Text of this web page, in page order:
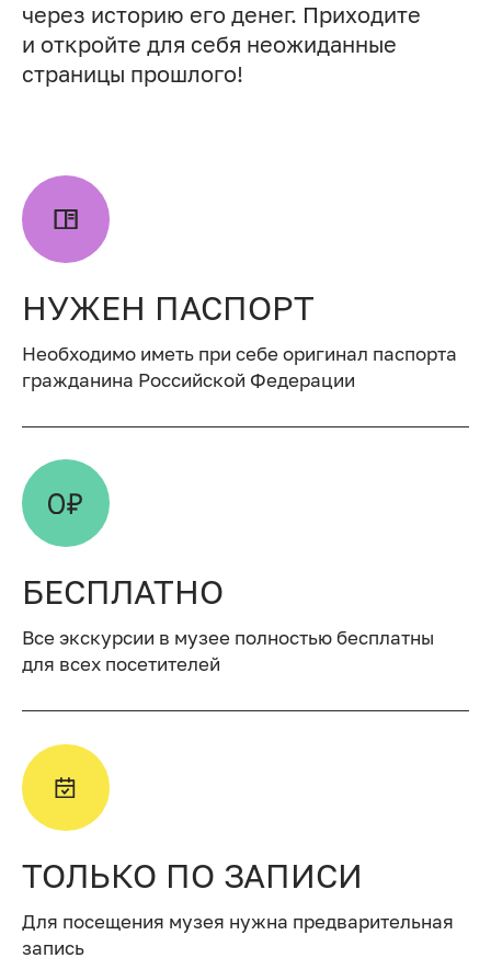
через историю его денег. Приходите
и откройте для себя неожиданные
страницы прошлого!
НУЖЕН ПАСПОРТ
Необходимо иметь при себе оригинал паспорта
гражданина Российской Федерации
БЕСПЛАТНО
Все экскурсии в музее полностью бесплатны
для всех посетителей
ТОЛЬКО ПО ЗАПИСИ
Для посещения музея нужна предварительная
запись